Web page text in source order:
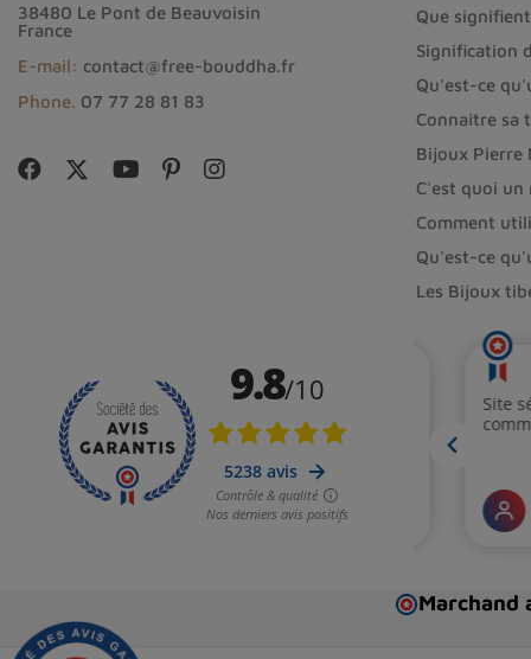
38480 Le Pont de Beauvoisin
France
E-mail: contact@free-bouddha.fr
Phone. 07 77 28 81 83
Que
Signification
Qu'est-ce
Connaître sa
Bijoux Pierre
C'est quoi un
Comment
Qu'est-ce
Les Bijoux
Marchand